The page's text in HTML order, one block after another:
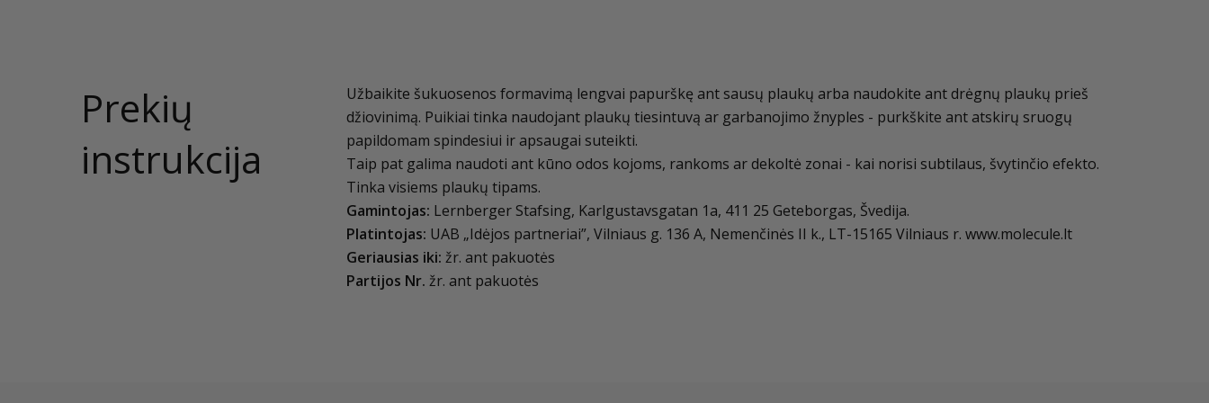
Prekių
instrukcija
Užbaikite šukuosenos formavimą lengvai papurškę ant sausų plaukų arba naudokite ant drėgnų plaukų prieš
džiovinimą. Puikiai tinka naudojant plaukų tiesintuvą ar garbanojimo žnyples - purkškite ant atskirų sruogų
papildomam spindesiui ir apsaugai suteikti.
Taip pat galima naudoti ant kūno odos kojoms, rankoms ar dekoltė zonai - kai norisi subtilaus, švytinčio efekto.
Tinka visiems plaukų tipams.
Gamintojas: Lernberger Stafsing, Karlgustavsgatan 1a, 411 25 Geteborgas, Švedija.
Platintojas: UAB „Idėjos partneriai”, Vilniaus g. 136 A, Nemenčinės II k., LT-15165 Vilniaus r. www.molecule.lt
Geriausias iki: žr. ant pakuotės
Partijos Nr. žr. ant pakuotės